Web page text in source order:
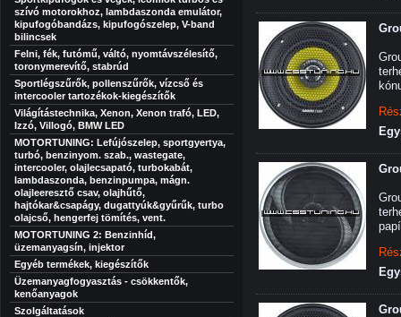
szívó motorokhoz, lambdaszonda emulátor,
kipufogóbandázs, kipufogószelep, V-band
bilincsek
Felni, fék, futómű, váltó, nyomtávszélesítő,
toronymerevítő, stabrúd
Sportlégszűrők, pollenszűrők, vízcső és
intercooler tartozékok-kiegészítők
Világítástechnika, Xenon, Xenon trafó, LED,
Izzó, Villogó, BMW LED
MOTORTUNING: Lefújószelep, sportgyertya,
turbó, benzinyom. szab., wastegate,
intercooler, olajlecsapató, turbokabát,
lambdaszonda, benzinpumpa, mágn.
olajleeresztő csav, olajhűtő,
hajtókar&csapágy, dugattyúk&gyűrűk, turbo
olajcső, hengerfej tömítés, vent.
MOTORTUNING 2: Benzinhíd,
üzemanyagsín, injektor
Egyéb termékek, kiegészítők
Üzemanyagfogyasztás - csökkentők,
kenőanyagok
Szolgáltatások